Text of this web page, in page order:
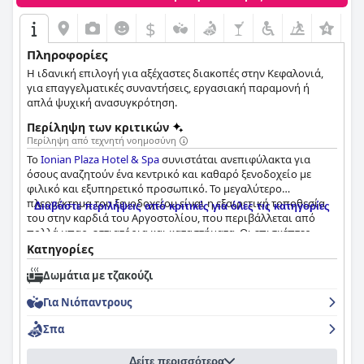
$
Πληροφορίες
Η ιδανική επιλογή για αξέχαστες διακοπές στην Κεφαλονιά,
για επαγγελματικές συναντήσεις, εργασιακή παραμονή ή
απλά ψυχική ανασυγκρότηση.
Περίληψη των κριτικών
Περίληψη από τεχνητή νοημοσύνη
ΤοIonian Plaza Hotel & Spaσυνιστάται ανεπιφύλακτα για
όσους αναζητούν ένα κεντρικό και καθαρό ξενοδοχείο με
φιλικό και εξυπηρετικό προσωπικό. Το μεγαλύτερο
πλεονέκτημα του ξενοδοχείου είναι η εξαιρετική τοποθεσία
του στην καρδιά του Αργοστολίου, που περιβάλλεται από
πολλά μπαρ, εστιατόρια και καταστήματα. Οι επισκέπτες
λατρεύουν την κεντρική θέση του ξενοδοχείου, ακριβώς πάνω
στην κεντρική πλατεία με τη ζωντανή ατμόσφαιρα. Το
ξενοδοχείο προσφέρει εξαιρετικό πρωινό με πλούσιο και
αρτοσκευάσματα και φρέσκο ψωμί. Τα δωμάτια είναι άνετα
και καθαρά, με μοντέρνα επίπλωση και καλές διαστάσεις. Το
ξενοδοχείο λαμβάνει υψηλή βαθμολογία για τα υπέροχα,
καθαρά δωμάτια, τα άνετα κρεβάτια και τις βασικές ανέσεις με
Διαβάστε περιλήψεις από κριτικές για όλες τις κατηγορίες
Κατηγορίες
Δωμάτια με τζακούζι
Για Νιόπαντρους
Σπα
Δείτε περισσότερα